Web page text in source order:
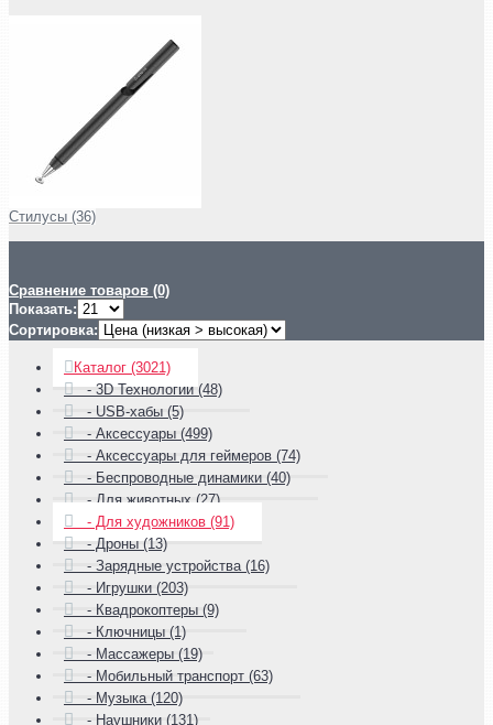
Стилусы (36)
Сравнение товаров (0)
Показать:
Сортировка:
Каталог (3021)
- 3D Технологии (48)
- USB-хабы (5)
- Аксессуары (499)
- Аксессуары для геймеров (74)
- Беспроводные динамики (40)
- Для животных (27)
- Для художников (91)
- Дроны (13)
- Зарядные устройства (16)
- Игрушки (203)
- Квадрокоптеры (9)
- Ключницы (1)
- Массажеры (19)
- Мобильный транспорт (63)
- Музыка (120)
- Наушники (131)